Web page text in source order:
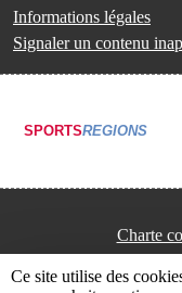
Informations légales
Signaler un contenu
SPORTSREGIONS
Charte
Ce site utilise des